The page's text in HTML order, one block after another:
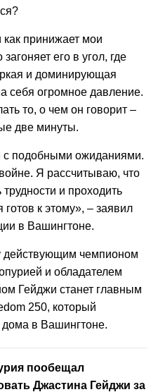
как принижает мои
его в угол, где
и доминирующая
себя огромное давление.
то, о чем он говорит –
две минуты.
с подобными ожиданиями.
Я рассчитываю, что
и проходить
к этому», – заявил
в Вашингтоне.
чемпионом
и обладателем
Гейджи станет главным
250, который
дома в Вашингтоне.
пообещал
Джастина Гейджи за